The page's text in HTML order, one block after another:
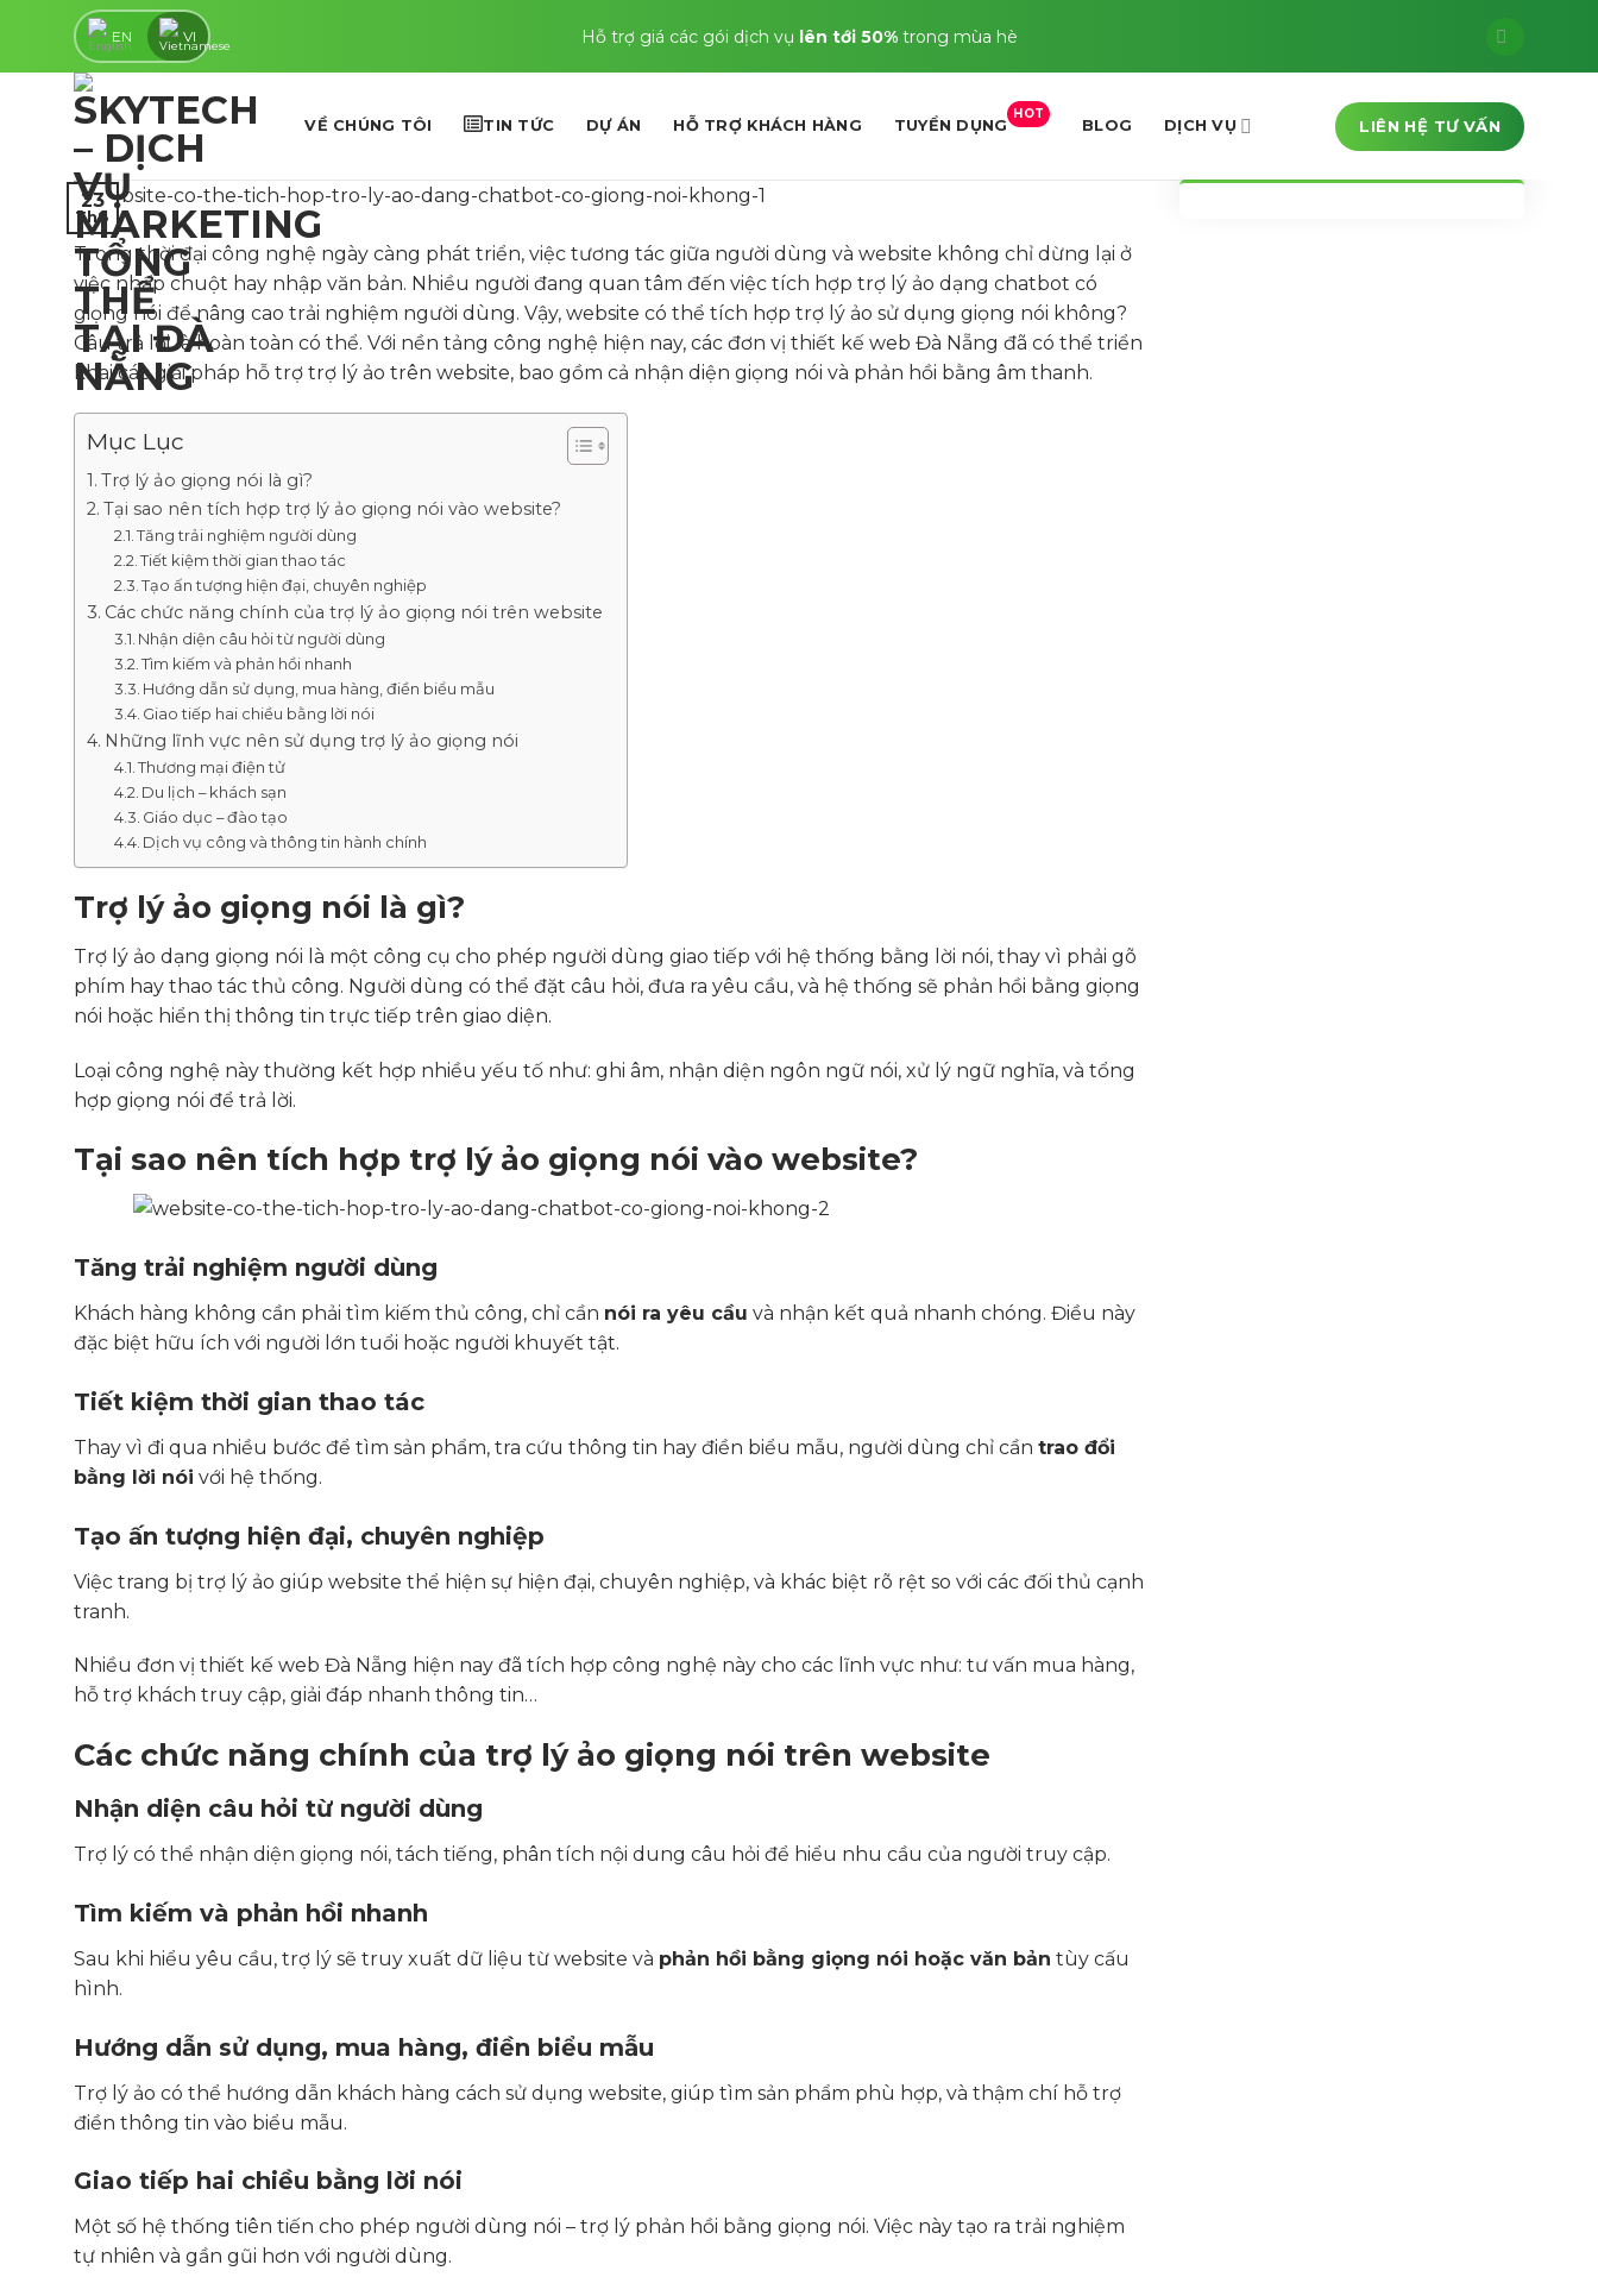
content
EN VI Hỗ trợ giá các gói dịch vụ lên tới 50%trong mùa hè
VỀ CHÚNG TÔI TIN TỨC DỰ ÁN HỖ TRỢ KHÁCH HÀNG TUYỂN DỤNG
HOT
BLOG DỊCH VỤ LIÊN HỆ TƯ VẤN
23
Th8
Trong thời đại công nghệ ngày càng phát triển, việc tương tác giữa người dùng và website không chỉ dừng lại ở
việc nhấp chuột hay nhập văn bản. Nhiều người đang quan tâm đến việc tích hợp trợ lý ảo dạng chatbot có
giọng nói để nâng cao trải nghiệm người dùng. Vậy, website có thể tích hợp trợ lý ảo sử dụng giọng nói không?
Câu trả lời là hoàn toàn có thể. Với nền tảng công nghệ hiện nay, các đơn vị thiết kế web Đà Nẵng đã có thể triển
khai các giải pháp hỗ trợ trợ lý ảo trên website, bao gồm cả nhận diện giọng nói và phản hồi bằng âm thanh.
Mục Lục
Trợ lý ảo giọng nói là gì?
Tại sao nên tích hợp trợ lý ảo giọng nói vào website?
Tăng trải nghiệm người dùng
Tiết kiệm thời gian thao tác
Tạo ấn tượng hiện đại, chuyên nghiệp
Các chức năng chính của trợ lý ảo giọng nói trên website
Nhận diện câu hỏi từ người dùng
Tìm kiếm và phản hồi nhanh
Hướng dẫn sử dụng, mua hàng, điền biểu mẫu
Giao tiếp hai chiều bằng lời nói
Những lĩnh vực nên sử dụng trợ lý ảo giọng nói
Thương mại điện tử
Du lịch – khách sạn
Giáo dục – đào tạo
Dịch vụ công và thông tin hành chính
Trợ lý ảo giọng nói là gì?
Trợ lý ảo dạng giọng nói là một công cụ cho phép người dùng giao tiếp với hệ thống bằng lời nói, thay vì phải gõ
phím hay thao tác thủ công. Người dùng có thể đặt câu hỏi, đưa ra yêu cầu, và hệ thống sẽ phản hồi bằng giọng
nói hoặc hiển thị thông tin trực tiếp trên giao diện.
Loại công nghệ này thường kết hợp nhiều yếu tố như: ghi âm, nhận diện ngôn ngữ nói, xử lý ngữ nghĩa, và tổng
hợp giọng nói để trả lời.
Tại sao nên tích hợp trợ lý ảo giọng nói vào website?
Tăng trải nghiệm người dùng
Khách hàng không cần phải tìm kiếm thủ công, chỉ cần nói ra yêu cầu và nhận kết quả nhanh chóng. Điều này
đặc biệt hữu ích với người lớn tuổi hoặc người khuyết tật.
Tiết kiệm thời gian thao tác
Thay vì đi qua nhiều bước để tìm sản phẩm, tra cứu thông tin hay điền biểu mẫu, người dùng chỉ cần trao đổi
bằng lời nói với hệ thống.
Tạo ấn tượng hiện đại, chuyên nghiệp
Việc trang bị trợ lý ảo giúp website thể hiện sự hiện đại, chuyên nghiệp, và khác biệt rõ rệt so với các đối thủ cạnh
tranh.
Nhiều đơn vị thiết kế web Đà Nẵng hiện nay đã tích hợp công nghệ này cho các lĩnh vực như: tư vấn mua hàng,
hỗ trợ khách truy cập, giải đáp nhanh thông tin…
Các chức năng chính của trợ lý ảo giọng nói trên website
Nhận diện câu hỏi từ người dùng
Trợ lý có thể nhận diện giọng nói, tách tiếng, phân tích nội dung câu hỏi để hiểu nhu cầu của người truy cập.
Tìm kiếm và phản hồi nhanh
Sau khi hiểu yêu cầu, trợ lý sẽ truy xuất dữ liệu từ website và phản hồi bằng giọng nói hoặc văn bản tùy cấu
hình.
Hướng dẫn sử dụng, mua hàng, điền biểu mẫu
Trợ lý ảo có thể hướng dẫn khách hàng cách sử dụng website, giúp tìm sản phẩm phù hợp, và thậm chí hỗ trợ
điền thông tin vào biểu mẫu.
Giao tiếp hai chiều bằng lời nói
Một số hệ thống tiên tiến cho phép người dùng nói – trợ lý phản hồi bằng giọng nói. Việc này tạo ra trải nghiệm
tự nhiên và gần gũi hơn với người dùng.